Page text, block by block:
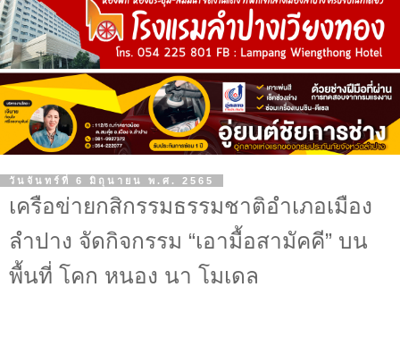
วันจันทร์ที่ 6 มิถุนายน พ.ศ. 2565
เครือข่ายกสิกรรมธรรมชาติอำเภอเมือง
ลำปาง จัดกิจกรรม “เอามื้อสามัคคี” บน
พื้นที่ โคก หนอง นา โมเดล